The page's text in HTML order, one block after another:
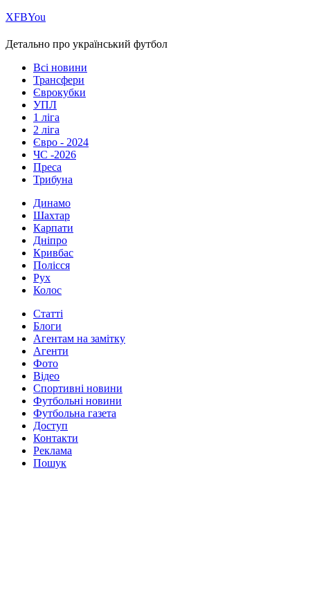
ХFBYou
Детально про український футбол
Всі новини
Трансфери
Єврокубки
УПЛ
1 ліга
2 ліга
Євро - 2024
ЧС -2026
Преса
Трибуна
Динамо
Шахтар
Карпати
Дніпро
Кривбас
Полісся
Рух
Колос
Статті
Блоги
Агентам на замітку
Агенти
Фото
Відео
Спортивні новини
Футбольні новини
Футбольна газета
Доступ
Контакти
Реклама
Пошук